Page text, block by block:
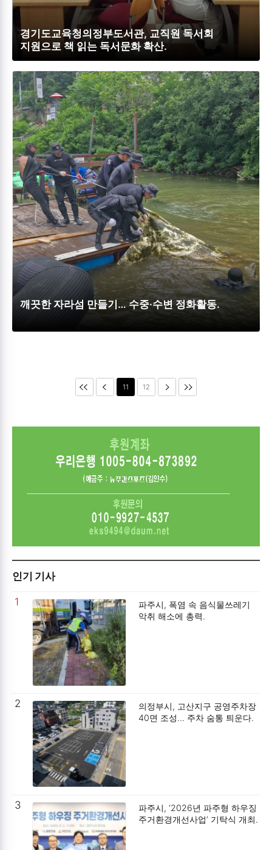
경기도교육청의정부도서관, 교직원 독서회
지원으로 책 읽는 독서문화 확산.
깨끗한 자라섬 만들기… 수중·수변 정화활동.
11 12
인기 기사
1
파주시, 폭염 속 음식물쓰레기
악취 해소에 총력.
2
의정부시, 고산지구 공영주차장
40면 조성… 주차 숨통 틔운다.
3
파주시, ‘2026년 파주형 하우징
주거환경개선사업’ 기탁식 개최.